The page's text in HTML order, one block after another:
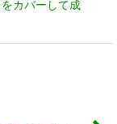
カバーして成